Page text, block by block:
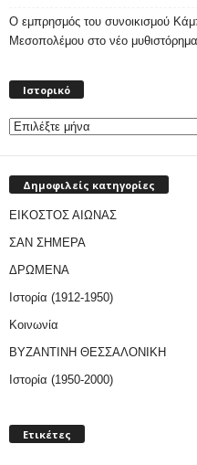
Ο εμπρησμός του συνοικισμού
Μεσοπολέμου στο νέο
Ιστορικό
Δημοφιλείς κατηγορίες
ΕΙΚΟΣΤΟΣ ΑΙΩΝΑΣ
ΣΑΝ ΣΗΜΕΡΑ
ΔΡΩΜΕΝΑ
Ιστορία (1912-1950)
Κοινωνία
ΒΥΖΑΝΤΙΝΗ ΘΕΣΣΑΛΟΝΙΚΗ
Ιστορία (1950-2000)
Ετικέτες